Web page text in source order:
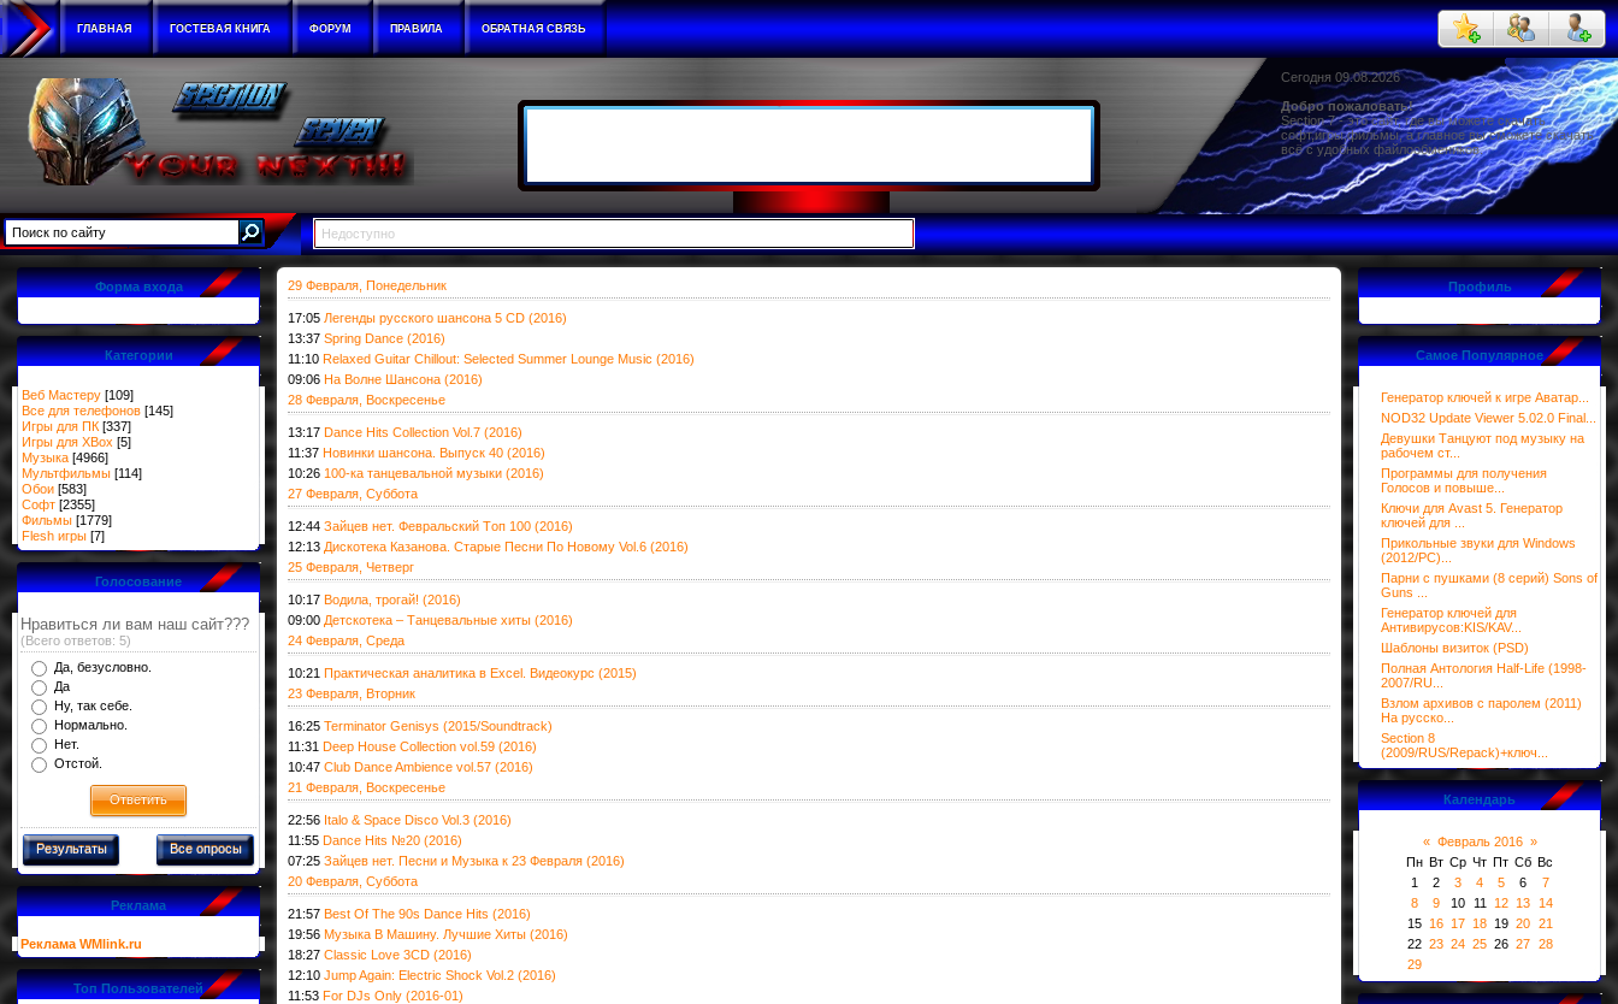
ГЛАВНАЯ ГОСТЕВАЯ КНИГА ФОРУМ ПРАВИЛА ОБРАТНАЯ СВЯЗЬ
Недоступно
Сегодня 09.08.2026
Добро пожаловать!
Section 7 - это сайт, где вы можете скачать
софт,игры,фильмы, а главное вы сможете скачать
всё с удобных файлообмеников.
Форма входа
Категории
Веб Мастеру [109]
Все для телефонов [145]
Игры для ПК [337]
Игры для XBox [5]
Музыка [4966]
Мультфильмы [114]
Обои [583]
Софт [2355]
Фильмы [1779]
Flesh игры [7]
Голосование
Нравиться ли вам наш сайт???
(Всего ответов: 5)
Да, безусловно.
Да
Ну, так себе.
Нормально.
Нет.
Отстой.
Результаты Все опросы
Реклама
Реклама WMlink.ru
Топ Пользователей
29 Февраля, Понедельник
17:05 Легенды русского шансона 5 СD (2016)
13:37 Spring Dance (2016)
11:10 Relaxed Guitar Chillout: Selected Summer Lounge Music (2016)
09:06 На Волне Шансона (2016)
28 Февраля, Воскресенье
13:17 Dance Hits Collection Vol.7 (2016)
11:37 Новинки шансона. Выпуск 40 (2016)
10:26 100-ка танцевальной музыки (2016)
27 Февраля, Суббота
12:44 Зайцев нет. Февральский Tоп 100 (2016)
12:13 Дискотека Казанова. Старые Песни По Новому Vol.6 (2016)
25 Февраля, Четверг
10:17 Водила, трогай! (2016)
09:00 Детскотека – Танцевальные хиты (2016)
24 Февраля, Среда
10:21 Практическая аналитика в Excel. Видеокурс (2015)
23 Февраля, Вторник
16:25 Terminator Genisys (2015/Soundtrack)
11:31 Deep House Collection vol.59 (2016)
10:47 Club Dance Ambience vol.57 (2016)
21 Февраля, Воскресенье
22:56 Italo & Space Disco Vol.3 (2016)
11:55 Dance Hits №20 (2016)
07:25 Зайцев нет. Песни и Музыка к 23 Февраля (2016)
20 Февраля, Суббота
21:57 Best Of The 90s Dance Hits (2016)
19:56 Музыка В Машину. Лучшие Хиты (2016)
18:27 Classic Love 3CD (2016)
12:10 Jump Again: Electric Shock Vol.2 (2016)
11:53 For DJs Only (2016-01)
Профиль
Самое Популярное
Генератор ключей к игре Аватар...
NOD32 Update Viewer 5.02.0 Final...
Девушки Танцуют под музыку на
рабочем ст...
Программы для получения
Голосов и повыше...
Ключи для Avast 5. Генератор
ключей для ...
Прикольные звуки для Windows
(2012/PC)...
Парни с пушками (8 серий) Sons of
Guns ...
Генератор ключей для
Антивирусов:KIS/KAV...
Шаблоны визиток (PSD)
Полная Антология Half-Life (1998-
2007/RU...
Взлом архивов с паролем (2011)
На русско...
Section 8
(2009/RUS/Repack)+ключ...
Календарь
« Февраль 2016 »
Пн Вт Ср Чт Пт Сб Вс
1
2 3 4 5 6
7
8
9 10 11 12 13
14
15 16 17 18 19 20 21
22 23 24 25 26 27 28
29